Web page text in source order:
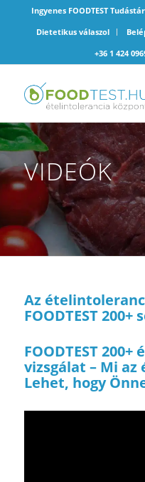
Ingyenes FOODTEST Tudástár
Dietetikus válaszol
+36 1 424
VIDEÓK
Az
FOODTEST 200+
FOODTEST
vizsgálat – Mi
Lehet, hogy